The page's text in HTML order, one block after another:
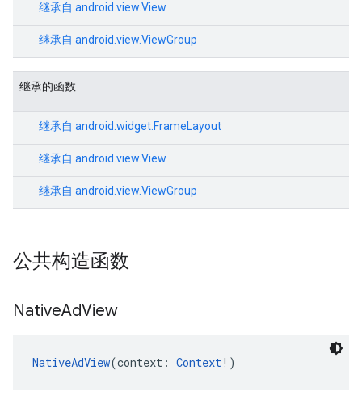
继承自 android.view.View
继承自 android.view.ViewGroup
继承的函数
继承自 android.widget.FrameLayout
继承自 android.view.View
继承自 android.view.ViewGroup
公共构造函数
NativeAdView
NativeAdView(context: Context!)